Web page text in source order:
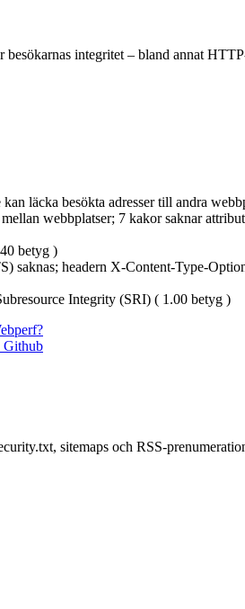
integritet – bland annat
läcka besökta adresser till andra
webbplatser; 7 kakor saknar
betyg )
saknas; headern X-Content-Type-
Integrity (SRI) ( 1.00 betyg )
Github
sitemaps och RSS-